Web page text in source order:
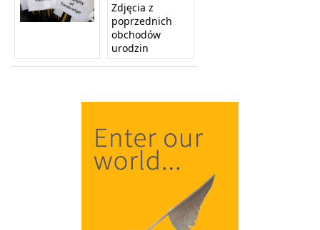
Zdjęcia z
poprzednich
obchodów
urodzin